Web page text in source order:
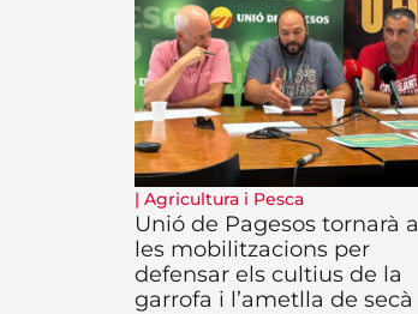
| Agricultura i Pesca
Unió de Pagesos tornarà a
les mobilitzacions per
defensar els cultius de la
garrofa i l’ametlla de secà